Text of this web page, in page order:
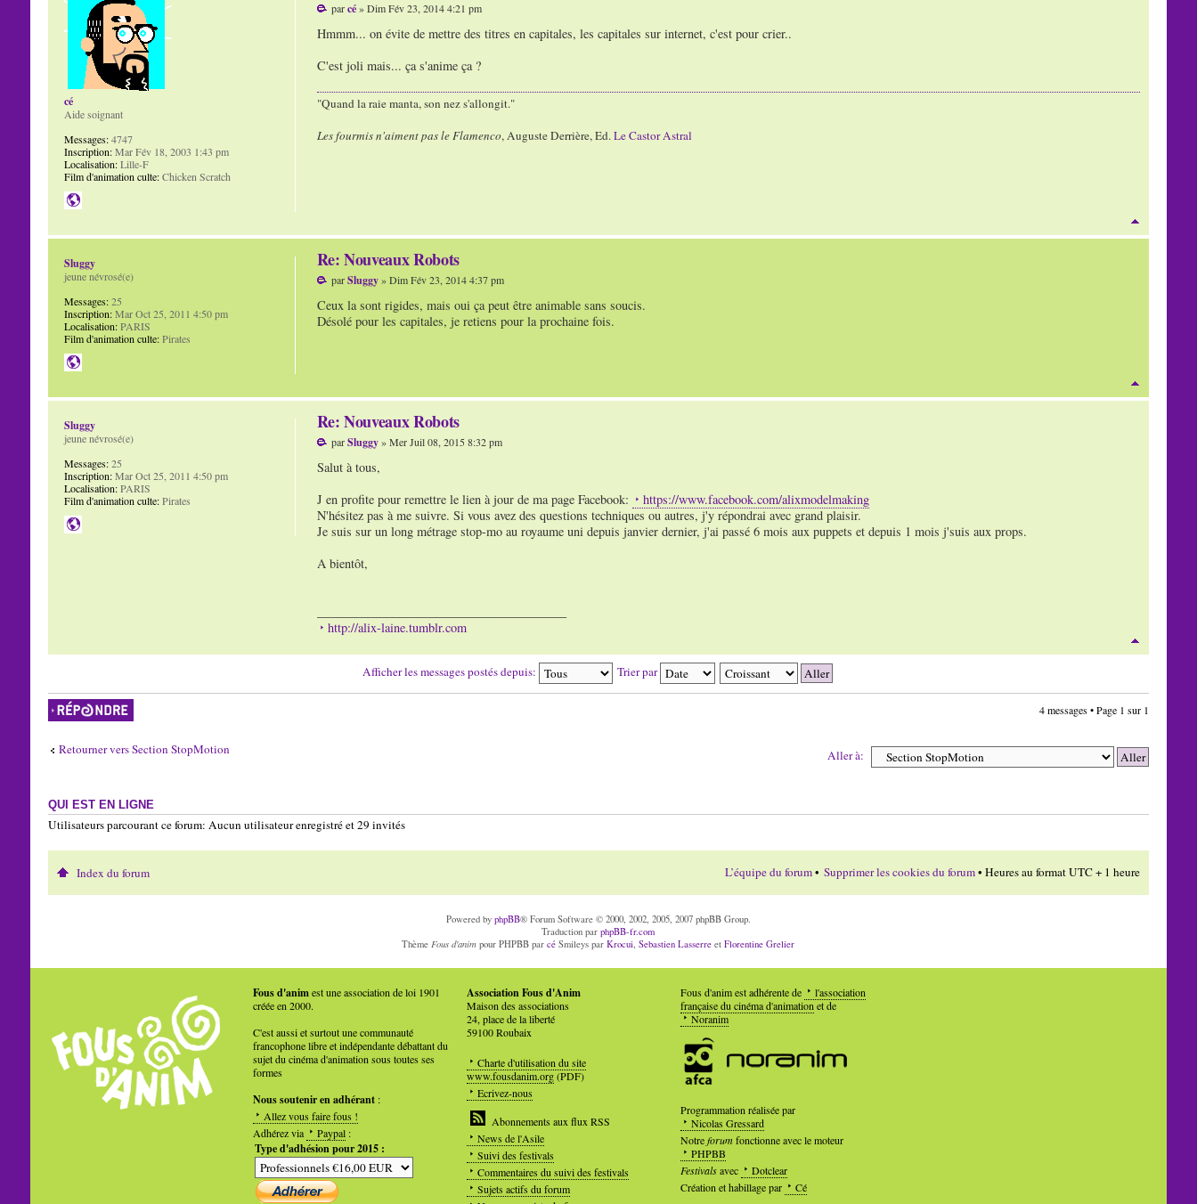
parcé» Dim Fév 23, 2014 4:21 pm
Hmmm... on évite de mettre des titres en capitales, les capitales sur internet, c'est pour crier..
C'est joli mais... ça s'anime ça ?
"Quand la raie manta, son nez s'allongit."
Les fourmis n'aiment pas le Flamenco, Auguste Derrière, Ed.Le Castor Astral
cé
Aide soignant
Messages:4747
Inscription:Mar Fév 18, 2003 1:43 pm
Localisation:Lille-F
Film d'animation culte:Chicken Scratch
Re: Nouveaux Robots
parSluggy» Dim Fév 23, 2014 4:37 pm
Ceux la sont rigides, mais oui ça peut être animable sans soucis.
Désolé pour les capitales, je retiens pour la prochaine fois.
Sluggy
jeune névrosé(e)
Messages:25
Inscription:Mar Oct 25, 2011 4:50 pm
Localisation:PARIS
Film d'animation culte:Pirates
Re: Nouveaux Robots
parSluggy» Mer Juil 08, 2015 8:32 pm
Salut à tous,
J en profite pour remettre le lien à jour de ma page Facebook:
https://www.facebook.com/alixmodelmaking
N'hésitez pas à me suivre. Si vous avez des questions techniques ou autres, j'y répondrai avec grand plaisir.
Je suis sur un long métrage stop-mo au royaume uni depuis janvier dernier, j'ai passé 6 mois aux puppets et depuis 1 mois j'suis aux props.
A bientôt,
http://alix-laine.tumblr.com
Sluggy
jeune névrosé(e)
Messages:25
Inscription:Mar Oct 25, 2011 4:50 pm
Localisation:PARIS
Film d'animation culte:Pirates
Afficher les messages postés depuis: Trier par
Répondre 4 messages • Page 1 sur 1
Retourner vers Section StopMotion Aller à:
QUI EST EN LIGNE
Utilisateurs parcourant ce forum: Aucun utilisateur enregistré et 29 invités
Index du forum L’équipe du forum• Supprimer les cookies du forum• Heures au format UTC + 1 heure
Powered by phpBB® Forum Software © 2000, 2002, 2005, 2007 phpBB Group.
Traduction parphpBB-fr.com
ThèmeFous d'anim pour PHPBB parcé Smileys parKrocui,Sebastien Lasserre etFlorentine Grelier
Fous d'animest une association de loi 1901
créée en 2000.
C'est aussi et surtout une communauté
francophone libre et indépendante débattant du
sujet du cinéma d'animation sous toutes ses
formes
Nous soutenir en adhérant:
Allez vous faire fous !
Adhérez via
Paypal:
Type d'adhésion pour 2015 :
Association Fous d'Anim
Maison des associations
24, place de la liberté
59100 Roubaix
Charte d'utilisation du site
www.fousdanim.org(PDF)
Ecrivez-nous
Abonnements aux flux RSS
News de l'Asile
Suivi des festivals
Commentaires du suivi des festivals
Sujets actifs du forum
Fous d'anim est adhérente de
l'association
française du cinéma d'animation et de
Noranim
Programmation réalisée par
Nicolas Gressard
Notreforumfonctionne avec le moteur
PHPBB
Festivalsavec
Dotclear
Création et habillage par
Cé